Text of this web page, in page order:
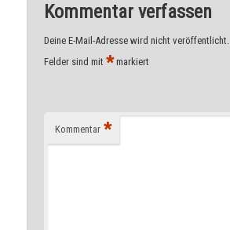
Kommentar verfassen
Deine E-Mail-Adresse wird nicht veröffentlicht.
Felder sind mit*markiert
Kommentar *